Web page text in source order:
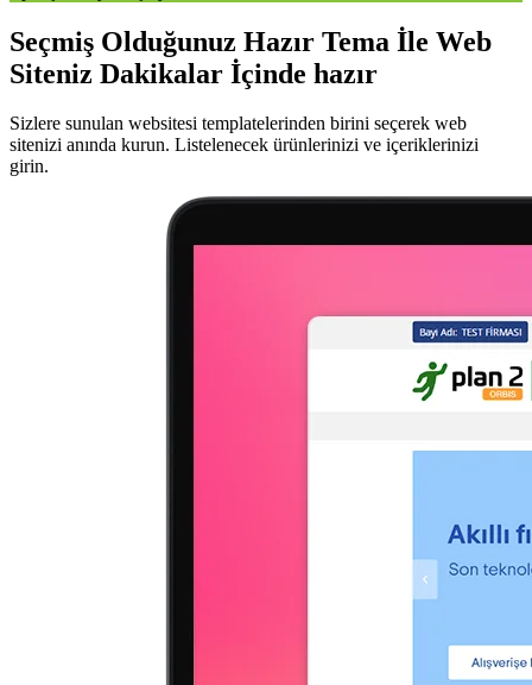
Seçmiş Olduğunuz Hazır Tema İle Web
Siteniz Dakikalar İçinde hazır
Sizlere sunulan websitesi templatelerinden birini seçerek web
sitenizi anında kurun. Listelenecek ürünlerinizi ve içeriklerinizi
girin.